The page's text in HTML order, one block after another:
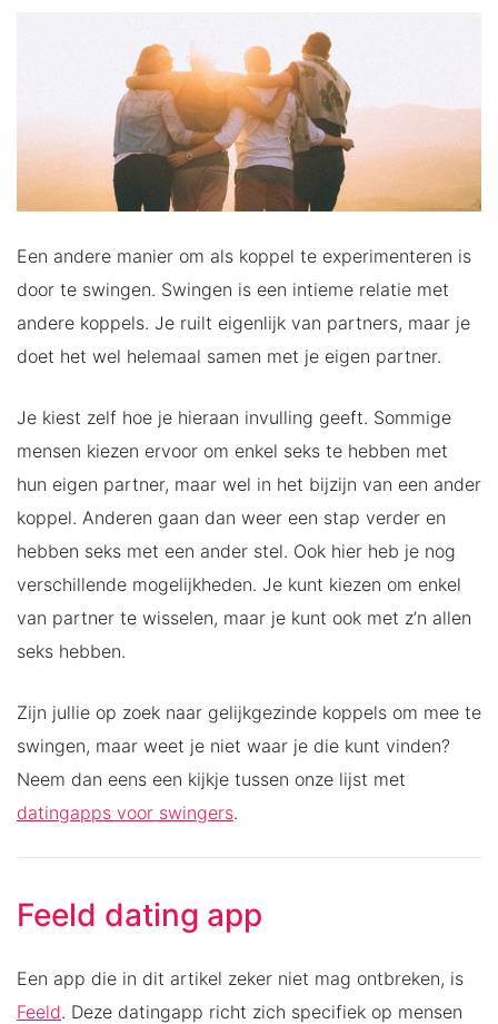
Een andere manier om als koppel te experimenteren is
door te swingen. Swingen is een intieme relatie met
andere koppels. Je ruilt eigenlijk van partners, maar je
doet het wel helemaal samen met je eigen partner.
Je kiest zelf hoe je hieraan invulling geeft. Sommige
mensen kiezen ervoor om enkel seks te hebben met
hun eigen partner, maar wel in het bijzijn van een ander
koppel. Anderen gaan dan weer een stap verder en
hebben seks met een ander stel. Ook hier heb je nog
verschillende mogelijkheden. Je kunt kiezen om enkel
van partner te wisselen, maar je kunt ook met z’n allen
seks hebben.
Zijn jullie op zoek naar gelijkgezinde koppels om mee te
swingen, maar weet je niet waar je die kunt vinden?
Neem dan eens een kijkje tussen onze lijst met
datingapps voor swingers.
Feeld dating app
Een app die in dit artikel zeker niet mag ontbreken, is
Feeld. Deze datingapp richt zich specifiek op mensen